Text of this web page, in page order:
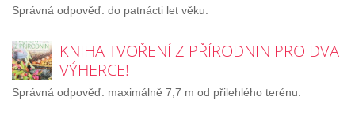
Správná odpověď: do patnácti let věku.
KNIHA TVOŘENÍ Z PŘÍRODNIN PRO DVA
VÝHERCE!
Správná odpověď: maximálně 7,7 m od přilehlého terénu.